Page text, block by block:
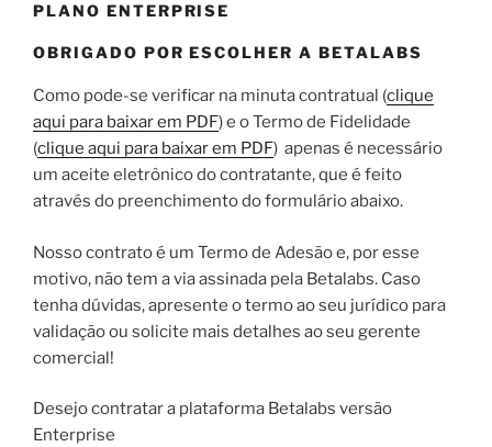
PLANO ENTERPRISE
OBRIGADO POR ESCOLHER A BETALABS
Como pode-se verificar na minuta contratual (clique
aqui para baixar em PDF) e o Termo de Fidelidade
(clique aqui para baixar em PDF) apenas é necessário
um aceite eletrônico do contratante, que é feito
através do preenchimento do formulário abaixo.
Nosso contrato é um Termo de Adesão e, por esse
motivo, não tem a via assinada pela Betalabs. Caso
tenha dúvidas, apresente o termo ao seu jurídico para
validação ou solicite mais detalhes ao seu gerente
comercial!
Desejo contratar a plataforma Betalabs versão
Enterprise